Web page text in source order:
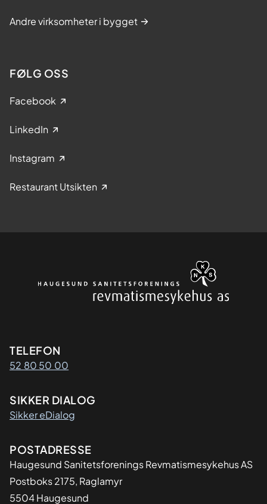
Andre virksomheter i bygget
FØLG OSS
Facebook
LinkedIn
Instagram
Restaurant Utsikten
Kontaktinformasjon
TELEFON
52 80 50 00
SIKKER DIALOG
Sikker eDialog
Adresse
POSTADRESSE
Haugesund Sanitetsforenings Revmatismesykehus AS
Postboks 2175, Raglamyr
5504 Haugesund